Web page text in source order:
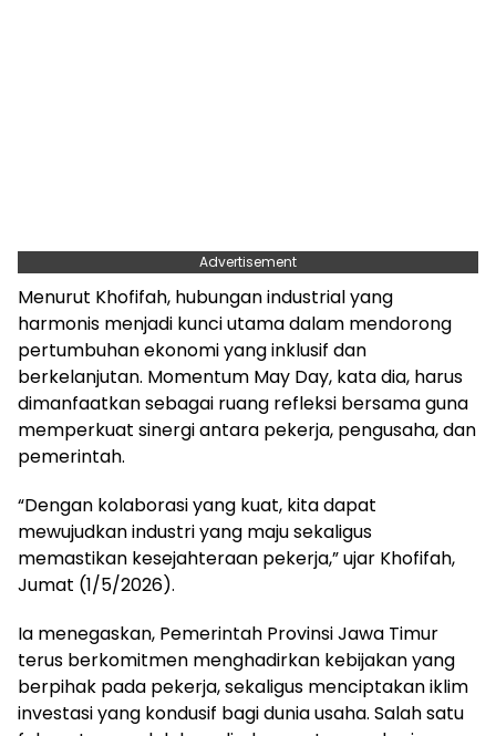
Advertisement
Menurut Khofifah, hubungan industrial yang
harmonis menjadi kunci utama dalam mendorong
pertumbuhan ekonomi yang inklusif dan
berkelanjutan. Momentum May Day, kata dia, harus
dimanfaatkan sebagai ruang refleksi bersama guna
memperkuat sinergi antara pekerja, pengusaha, dan
pemerintah.
“Dengan kolaborasi yang kuat, kita dapat
mewujudkan industri yang maju sekaligus
memastikan kesejahteraan pekerja,” ujar Khofifah,
Jumat (1/5/2026).
Ia menegaskan, Pemerintah Provinsi Jawa Timur
terus berkomitmen menghadirkan kebijakan yang
berpihak pada pekerja, sekaligus menciptakan iklim
investasi yang kondusif bagi dunia usaha. Salah satu